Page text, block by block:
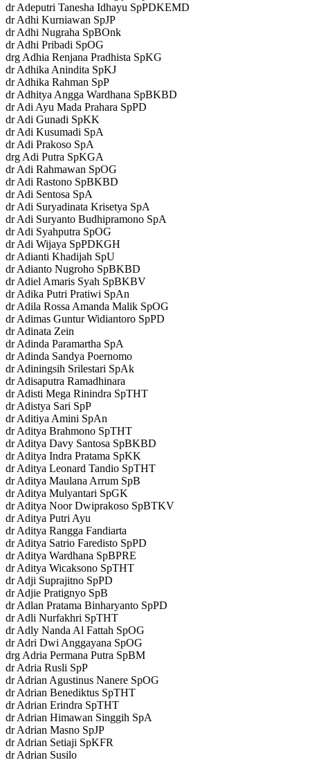
dr Adeputri Tanesha Idhayu SpPDKEMD
dr Adhi Kurniawan SpJP
dr Adhi Nugraha SpBOnk
dr Adhi Pribadi SpOG
drg Adhia Renjana Pradhista SpKG
dr Adhika Anindita SpKJ
dr Adhika Rahman SpP
dr Adhitya Angga Wardhana SpBKBD
dr Adi Ayu Mada Prahara SpPD
dr Adi Gunadi SpKK
dr Adi Kusumadi SpA
dr Adi Prakoso SpA
drg Adi Putra SpKGA
dr Adi Rahmawan SpOG
dr Adi Rastono SpBKBD
dr Adi Sentosa SpA
dr Adi Suryadinata Krisetya SpA
dr Adi Suryanto Budhipramono SpA
dr Adi Syahputra SpOG
dr Adi Wijaya SpPDKGH
dr Adianti Khadijah SpU
dr Adianto Nugroho SpBKBD
dr Adiel Amaris Syah SpBKBV
dr Adika Putri Pratiwi SpAn
dr Adila Rossa Amanda Malik SpOG
dr Adimas Guntur Widiantoro SpPD
dr Adinata Zein
dr Adinda Paramartha SpA
dr Adinda Sandya Poernomo
dr Adiningsih Srilestari SpAk
dr Adisaputra Ramadhinara
dr Adisti Mega Rinindra SpTHT
dr Adistya Sari SpP
dr Aditiya Amini SpAn
dr Aditya Brahmono SpTHT
dr Aditya Davy Santosa SpBKBD
dr Aditya Indra Pratama SpKK
dr Aditya Leonard Tandio SpTHT
dr Aditya Maulana Arrum SpB
dr Aditya Mulyantari SpGK
dr Aditya Noor Dwiprakoso SpBTKV
dr Aditya Putri Ayu
dr Aditya Rangga Fandiarta
dr Aditya Satrio Faredisto SpPD
dr Aditya Wardhana SpBPRE
dr Aditya Wicaksono SpTHT
dr Adji Suprajitno SpPD
dr Adjie Pratignyo SpB
dr Adlan Pratama Binharyanto SpPD
dr Adli Nurfakhri SpTHT
dr Adly Nanda Al Fattah SpOG
dr Adri Dwi Anggayana SpOG
drg Adria Permana Putra SpBM
dr Adria Rusli SpP
dr Adrian Agustinus Nanere SpOG
dr Adrian Benediktus SpTHT
dr Adrian Erindra SpTHT
dr Adrian Himawan Singgih SpA
dr Adrian Masno SpJP
dr Adrian Setiaji SpKFR
dr Adrian Susilo